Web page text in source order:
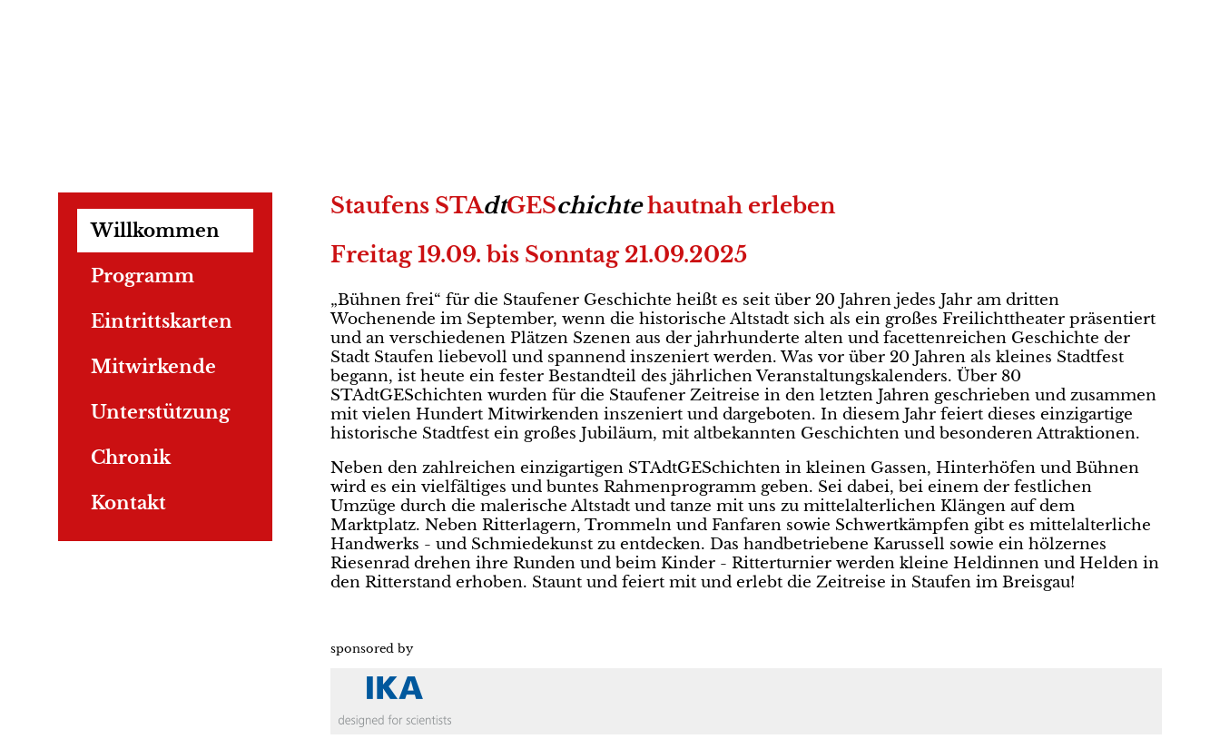
Willkommen
Programm
Eintrittskarten
Mitwirkende
Unterstützung
Chronik
Kontakt
Staufens STAdtGESchichtehautnah erleben
Freitag 19.09. bis Sonntag 21.09.2025
„Bühnen frei“ für die Staufener Geschichte heißt es seit über 20 Jahren jedes Jahr am dritten
Wochenende im September, wenn die historische Altstadt sich als ein großes Freilichttheater präsentiert
und an verschiedenen Plätzen Szenen aus der jahrhunderte alten und facettenreichen Geschichte der
Stadt Staufen liebevoll und spannend inszeniert werden. Was vor über 20 Jahren als kleines Stadtfest
begann, ist heute ein fester Bestandteil des jährlichen Veranstaltungskalenders. Über 80
STAdtGESchichten wurden für die Staufener Zeitreise in den letzten Jahren geschrieben und zusammen
mit vielen Hundert Mitwirkenden inszeniert und dargeboten. In diesem Jahr feiert dieses einzigartige
historische Stadtfest ein großes Jubiläum, mit altbekannten Geschichten und besonderen Attraktionen.
Neben den zahlreichen einzigartigen STAdtGESchichten in kleinen Gassen, Hinterhöfen und Bühnen
wird es ein vielfältiges und buntes Rahmenprogramm geben. Sei dabei, bei einem der festlichen
Umzüge durch die malerische Altstadt und tanze mit uns zu mittelalterlichen Klängen auf dem
Marktplatz. Neben Ritterlagern, Trommeln und Fanfaren sowie Schwertkämpfen gibt es mittelalterliche
Handwerks - und Schmiedekunst zu entdecken. Das handbetriebene Karussell sowie ein hölzernes
Riesenrad drehen ihre Runden und beim Kinder - Ritterturnier werden kleine Heldinnen und Helden in
den Ritterstand erhoben. Staunt und feiert mit und erlebt die Zeitreise in Staufen im Breisgau!
sponsored by